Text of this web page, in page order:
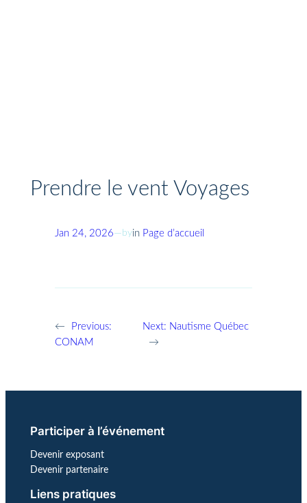
Prendre le vent Voyages
Jan 24, 2026— byin Page d’accueil
←
Previous:
CONAM
Next: Nautisme Québec
→
Participer à l’événement
Devenir exposant
Devenir partenaire
Liens pratiques